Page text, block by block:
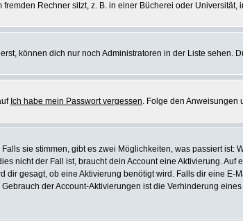
Rechner sitzt, z. B. in einer Bücherei oder Universität,
können dich nur noch Administratoren in der Liste sehen.
Ich habe mein Passwort vergessen. Folge den Anweisungen
sie stimmen, gibt es zwei Möglichkeiten, was passiert ist:
nicht der Fall ist, braucht dein Account eine Aktivierung.
gesagt, ob eine Aktivierung benötigt wird. Falls dir eine
der Account-Aktivierungen ist die Verhinderung